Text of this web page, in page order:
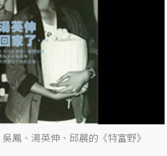
鳳、湯英伸、邱晨的《特富野》